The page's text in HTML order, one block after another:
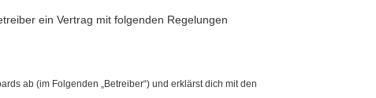
ein Vertrag mit folgenden Regelungen
ab (im Folgenden „Betreiber“) und erklärst dich mit den